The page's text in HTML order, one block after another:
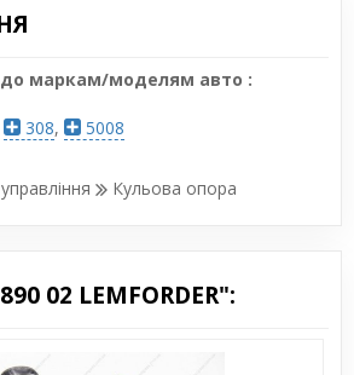
до маркам/моделям авто :
308,
5008
Кульова опора
02 LEMFORDER":